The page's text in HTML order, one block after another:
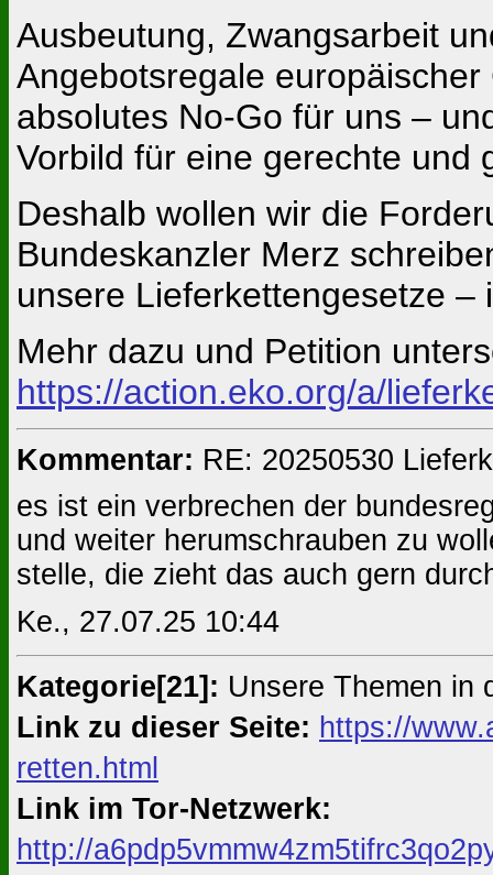
Ausbeutung, Zwangsarbeit
Angebotsregale
absolutes No-Go für uns –
Vorbild für eine gerechte und
Deshalb wollen wir die
Bundeskanzler Merz
unsere Lieferkettengesetze
Mehr dazu und Petition
https://action.eko.org/a/
Kommentar: RE: 20250530
es ist ein verbrechen der
und weiter herumschrauben zu
stelle, die zieht das auch gern
Ke., 27.07.25 10:44
Kategorie[21]: Unsere Themen in
Link zu dieser Seite: https://
retten.html
Link im Tor-Netzwerk:
http://